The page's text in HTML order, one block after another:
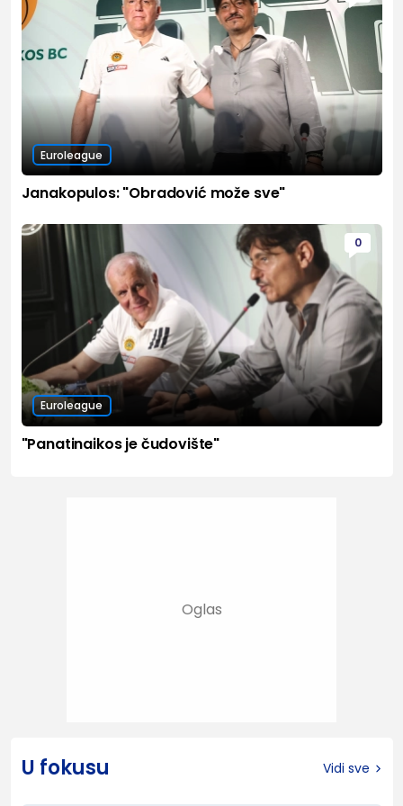
Euroleague
Janakopulos: "Obradović može sve"
0
Euroleague
"Panatinaikos je čudovište"
U fokusu Vidi sve